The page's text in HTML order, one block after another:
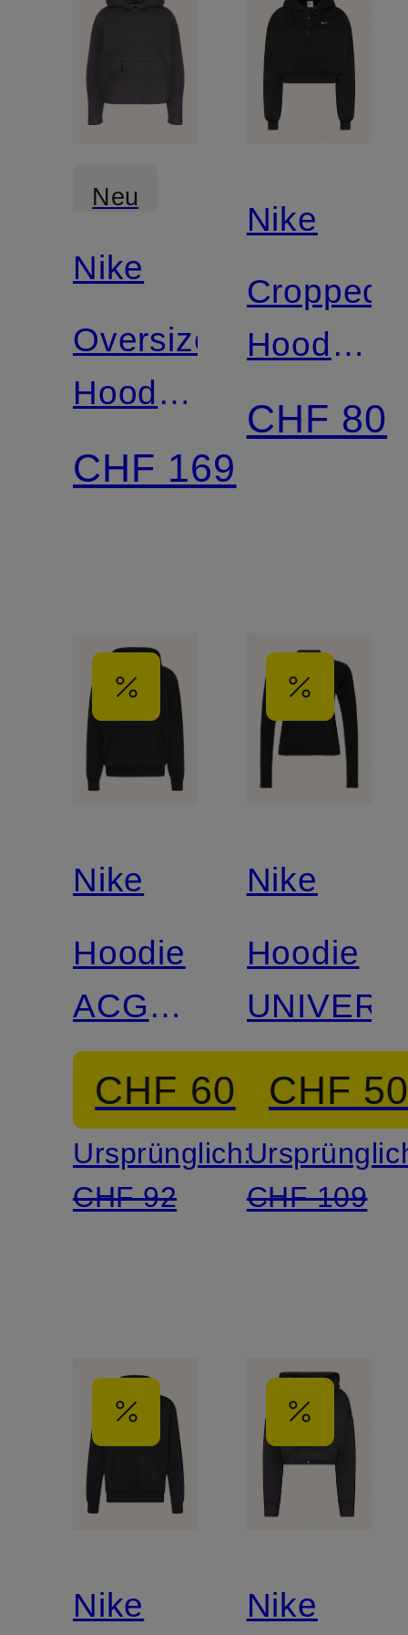
Neu
Nike
Oversized-
Hoodie
SPORTSWEAR
TECH
CHF 169
Nike
Cropped-
Hoodie
PHOENIX
CHF 80
Nike
Hoodie
ACG
MAGIC
HOUR
CHF 60
Ursprünglich:
CHF 92
Nike
Hoodie
CHF
CHF 109
Nike Nike